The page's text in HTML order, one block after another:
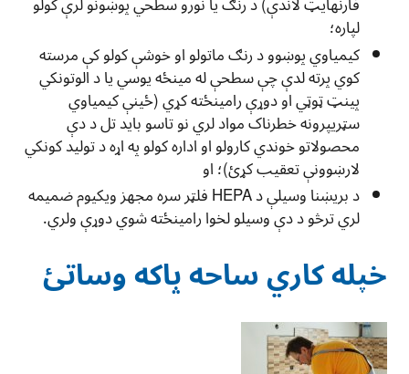
لپاره؛
کیمیاوي پوښوو د رنګ ماتولو او خوشې کولو کې مرسته
کوي پرته لدې چې سطحې له مینځه یوسي یا د الوتونکي
پینټ ټوټي او دوړې رامینځته کړي (ځینې کیمیاوي
سټریپرونه خطرناک مواد لري نو تاسو باید تل د دې
محصولاتو خوندي کارولو او اداره کولو په اړه د تولید کونکي
لارښوونې تعقیب کړئ)؛ او
د بریښنا وسیلې د HEPA فلټر سره مجهز ویکیوم ضمیمه
لري ترڅو د دې وسیلو لخوا رامینځته شوي دوړې ولري.
خپله کاري ساحه پاکه وساتئ